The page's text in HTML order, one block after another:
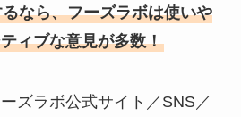
なら、フーズラボは使いや
ィブな意見が多数！
ズラボ公式サイト／SNS／